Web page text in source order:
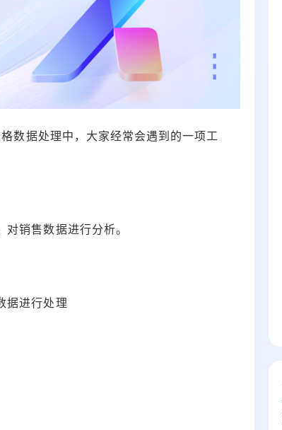
数据处理中，大家经常会遇到的一项工
销售数据进行分析。
据进行处理